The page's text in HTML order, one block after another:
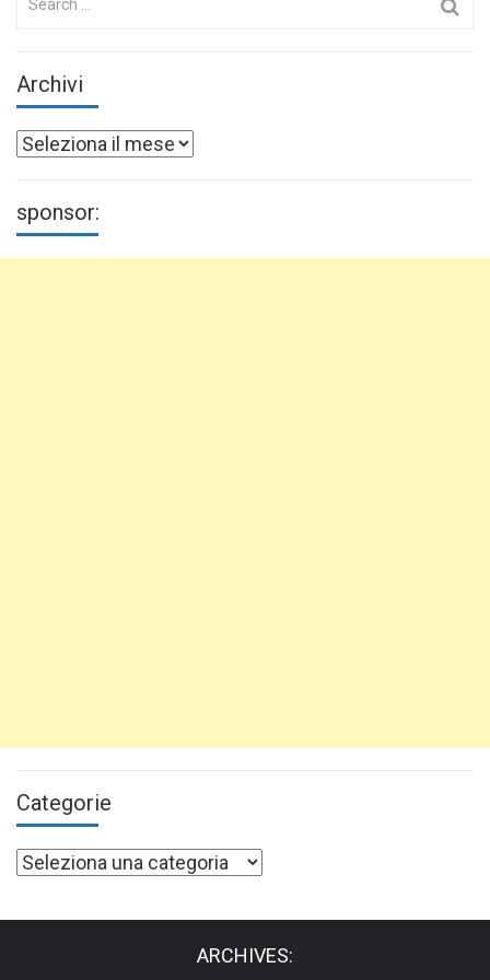
Archivi
Archivi
sponsor:
Categorie
Categorie
ARCHIVES: